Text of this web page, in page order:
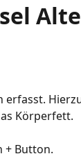
erfasst.
Körperfett.
+ Button.